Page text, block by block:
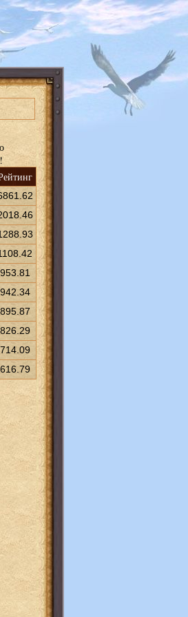
953.81
942.34
895.87
826.29
714.09
616.79